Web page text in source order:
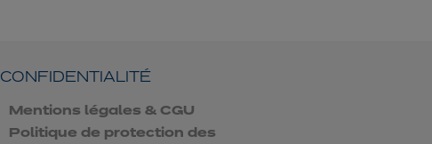
CONFIDENTIALITÉ
Mentions légales & CGU
Politique de protection des